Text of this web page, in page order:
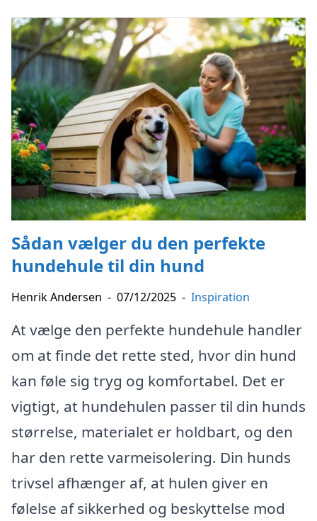
Sådan vælger du den perfekte
hundehule til din hund
Henrik Andersen - 07/12/2025 - Inspiration
At vælge den perfekte hundehule handler
om at finde det rette sted, hvor din hund
kan føle sig tryg og komfortabel. Det er
vigtigt, at hundehulen passer til din hunds
størrelse, materialet er holdbart, og den
har den rette varmeisolering. Din hunds
trivsel afhænger af, at hulen giver en
følelse af sikkerhed og beskyttelse mod